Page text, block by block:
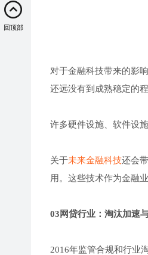
对于金融科技带来的影
还远没有到成熟稳定的程
许多硬件设施、软件设
关于未来金融科技还会
用。这些技术作为金融
03网贷行业：淘汰加速
2016年监管合规和行业
回顶部